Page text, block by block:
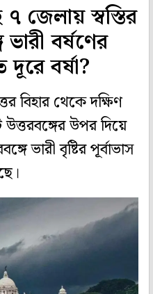
জেলায় স্বস্তির
ভারী বর্ষণের
বর্ষা?
বিহার থেকে দক্ষিণ
উত্তরবঙ্গের উপর দিয়ে
ভারী বৃষ্টির পূর্বাভাস